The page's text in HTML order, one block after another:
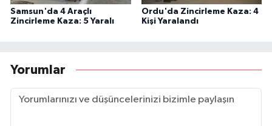
Samsun'da 4 Araçlı
Zincirleme Kaza: 5 Yaralı
Ordu'da Zincirleme Kaza: 4
Kişi Yaralandı
Yorumlar